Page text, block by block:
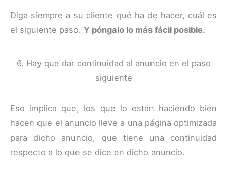
Diga siempre a su cliente qué ha de hacer, cuál es
el siguiente paso. Y póngalo lo más fácil posible.
6. Hay que dar continuidad al anuncio en el paso
siguiente
Eso implica que, los que lo están haciendo bien
hacen que el anuncio lleve a una página optimizada
para dicho anuncio, que tiene una continuidad
respecto a lo que se dice en dicho anuncio.